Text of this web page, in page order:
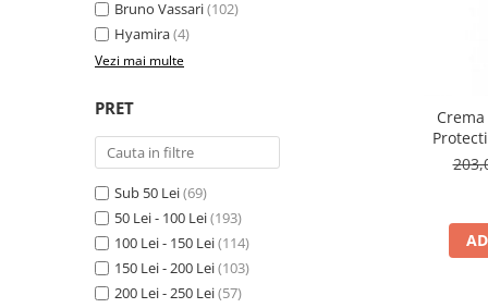
Fard de ochi
Pigmenti minerali
Primer gene
Creion de buze
Gloss de buze
SPRANCENE
Creioane sprancene
Gel pentru sprancene
Bruno Vassari(102)
Hyamira(4)
Vezi mai multe
PRET
Sub 50 Lei(69)
50 Lei - 100 Lei(193)
100 Lei - 150 Lei(114)
150 Lei - 200 Lei(103)
200 Lei - 250 Lei(57)
50ml -